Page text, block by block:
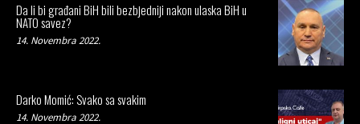
Da li bi građani BiH bili bezbjedniji nakon ulaska BiH u
NATO savez?
14. Novembra 2022.
Darko Momić: Svako sa svakim
14. Novembra 2022.